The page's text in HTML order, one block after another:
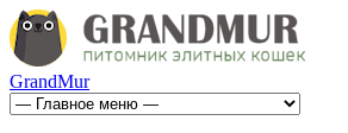
GrandMur